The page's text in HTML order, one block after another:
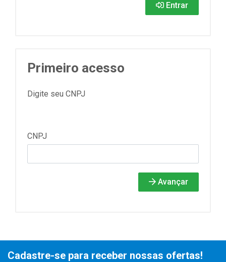
Entrar
Primeiro acesso
Digite seu CNPJ
CNPJ
Avançar
Cadastre-se para receber nossas ofertas!